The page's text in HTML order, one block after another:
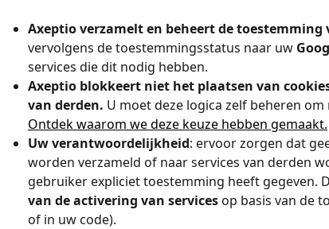
Axeptio verzamelt en beheert de toestemming
vervolgens de toestemmingsstatus naar uw
services die dit nodig hebben.
Axeptio blokkeert niet het plaatsen van
van derden. U moet deze logica zelf beheren
Ontdek waarom we deze keuze hebben gemaakt.
Uw verantwoordelijkheid: ervoor zorgen dat
worden verzameld of naar services van derden
gebruiker expliciet toestemming heeft gegeven.
van de activering van services op basis van de
of in uw code).